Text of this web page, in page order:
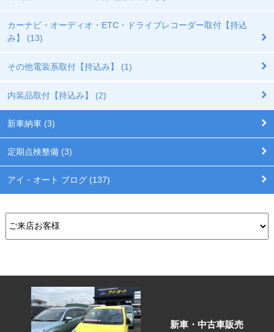
カーナビ・オーディオ・ETC・ドライブレコーダー取付【持込
み】 (13)
その他電装系取付【持込み】 (1)
内装品取付【持込み】 (2)
新車納車 (3)
定期点検整備 (3)
アイ・オート ブログ (137)
新車・中古車販売